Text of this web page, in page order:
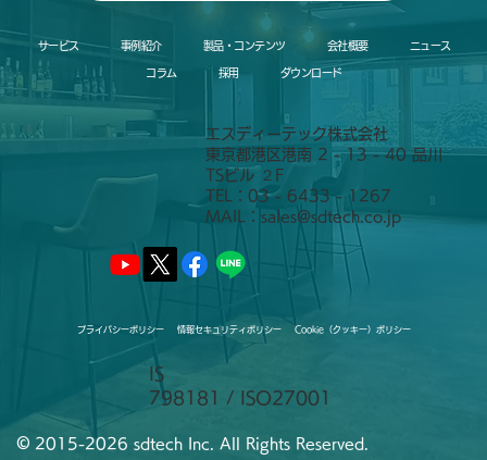
IS
798181 / ISO27001
エスディーテック株式会社
東京都港区港南 2 - 13 - 40 品川
TSビル ２F
TEL：03 - 6433 - 1267
MAIL：sales@sdtech.co.jp
プライバシーポリシー 情報セキュリティポリシー Cookie（クッキー）ポリシー
サービス 事例紹介 製品・コンテンツ 会社概要 ニュース
コラム 採用 ダウンロード
© 2015-2026 sdtech Inc. All Rights Reserved.